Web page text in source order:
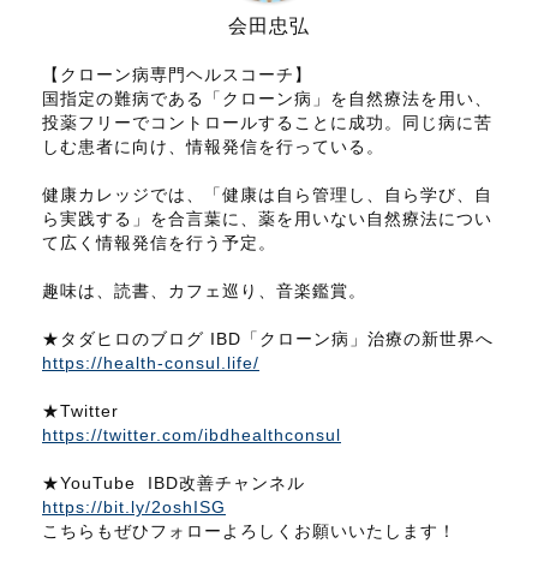
会田忠弘
【クローン病専門ヘルスコーチ】
国指定の難病である「クローン病」を自然療法を用い、
投薬フリーでコントロールすることに成功。同じ病に苦
しむ患者に向け、情報発信を行っている。
健康カレッジでは、「健康は自ら管理し、自ら学び、自
ら実践する」を合言葉に、薬を用いない自然療法につい
て広く情報発信を行う予定。
趣味は、読書、カフェ巡り、音楽鑑賞。
★タダヒロのブログ IBD「クローン病」治療の新世界へ
https://health-consul.life/
★Twitter
https://twitter.com/ibdhealthconsul
★YouTube IBD改善チャンネル
https://bit.ly/2oshISG
こちらもぜひフォローよろしくお願いいたします！